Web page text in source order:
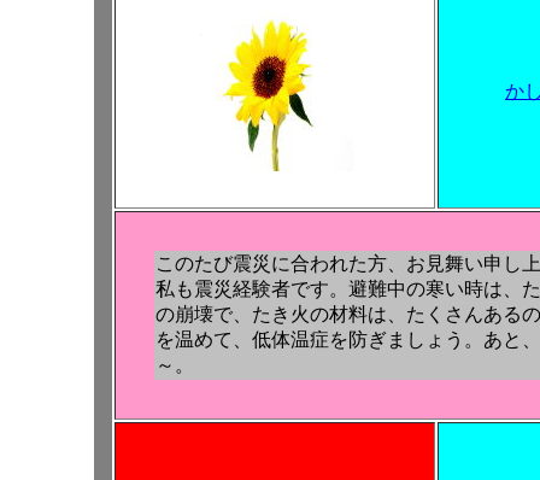
か
このたび震災に合われた方、お見舞い申し
私も震災経験者です。避難中の寒い時は、
の崩壊で、たき火の材料は、たくさんある
を温めて、低体温症を防ぎましょう。あと
～。